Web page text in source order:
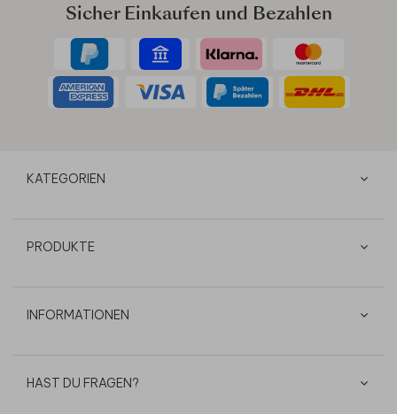
Sicher Einkaufen und Bezahlen
KATEGORIEN
PRODUKTE
INFORMATIONEN
HAST DU FRAGEN?